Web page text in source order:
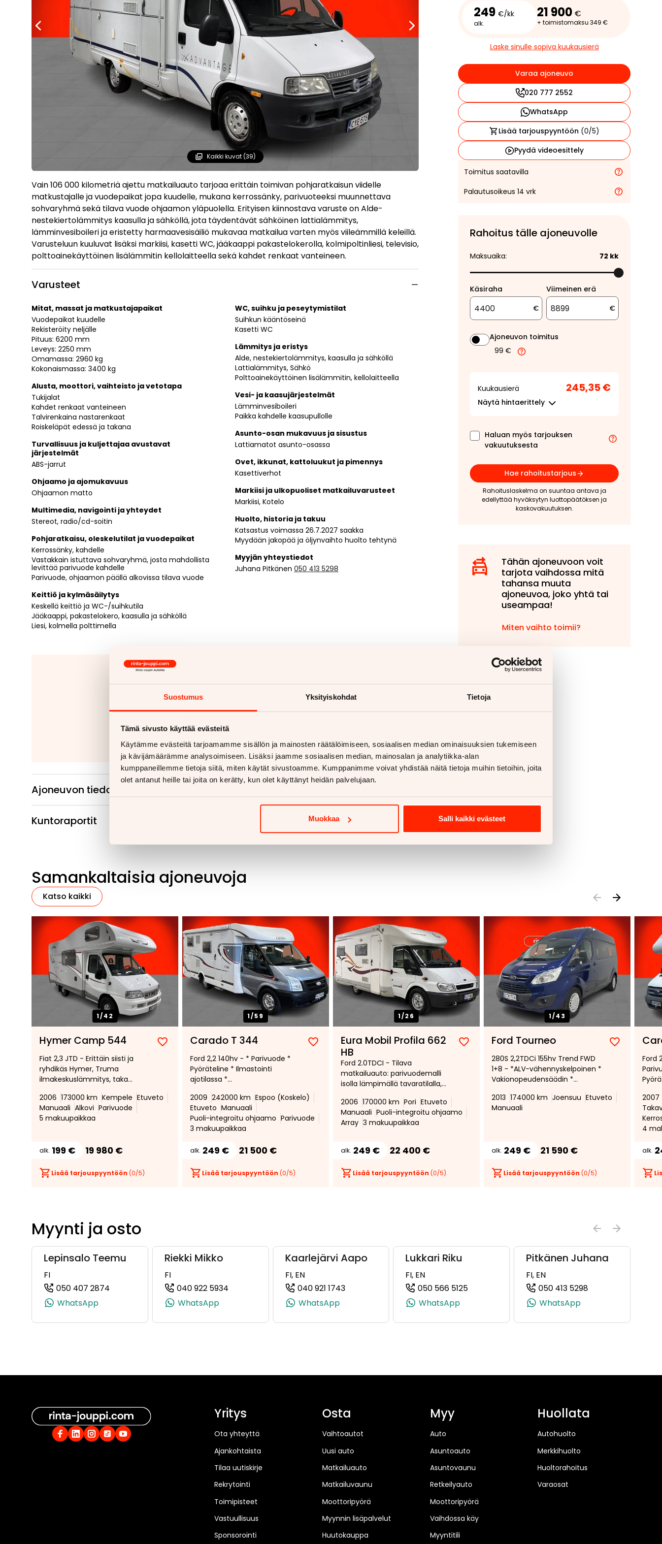
Suostumus Yksityiskohdat Tietoja
Tämä sivusto käyttää evästeitä
Käytämme evästeitä tarjoamamme sisällön ja mainosten räätälöimiseen, sosiaalisen median ominaisuuksien tukemiseen
ja kävijämäärämme analysoimiseen. Lisäksi jaamme sosiaalisen median, mainosalan ja analytiikka-alan
kumppaneillemme tietoja siitä, miten käytät sivustoamme. Kumppanimme voivat yhdistää näitä tietoja muihin tietoihin, joita
olet antanut heille tai joita on kerätty, kun olet käyttänyt heidän palvelujaan.
Muokkaa Salli kaikki evästeet
Kaikki kuvat (39)
Vain 106 000 kilometriä ajettu matkailuauto tarjoaa erittäin toimivan pohjaratkaisun viidelle
matkustajalle ja vuodepaikat jopa kuudelle, mukana kerrossänky, parivuoteeksi muunnettava
sohvaryhmä sekä tilava vuode ohjaamon yläpuolella. Erityisen kiinnostava varuste on Alde-
nestekiertolämmitys kaasulla ja sähköllä, jota täydentävät sähköinen lattialämmitys,
lämminvesiboileri ja eristetty harmaavesisäiliö mukavaa matkailua varten myös viileämmillä keleillä.
Varusteluun kuuluvat lisäksi markiisi, kasetti WC, jääkaappi pakastelokerolla, kolmipoltinliesi, televisio,
polttoainekäyttöinen lisälämmitin kellolaitteella sekä kahdet renkaat vanteineen.
Varusteet
Mitat, massat ja matkustajapaikat
Vuodepaikat kuudelle
Rekisteröity neljälle
Pituus: 6200 mm
Leveys: 2250 mm
Omamassa: 2960 kg
Kokonaismassa: 3400 kg
Alusta, moottori, vaihteisto ja vetotapa
Tukijalat
Kahdet renkaat vanteineen
Talvirenkaina nastarenkaat
Roiskeläpät edessä ja takana
Turvallisuus ja kuljettajaa avustavat
järjestelmät
ABS-jarrut
Ohjaamo ja ajomukavuus
Ohjaamon matto
Multimedia, navigointi ja yhteydet
Stereot, radio/cd-soitin
Pohjaratkaisu, oleskelutilat ja vuodepaikat
Kerrossänky, kahdelle
Vastakkain istuttava sohvaryhmä, josta mahdollista
levittää parivuode kahdelle
Parivuode, ohjaamon päällä alkovissa tilava vuode
Keittiö ja kylmäsäilytys
Keskellä keittiö ja WC-/suihkutila
Jääkaappi, pakastelokero, kaasulla ja sähköllä
Liesi, kolmella polttimella
WC, suihku ja peseytymistilat
Suihkun kääntöseinä
Kasetti WC
Lämmitys ja eristys
Alde, nestekiertolämmitys, kaasulla ja sähköllä
Lattialämmitys, Sähkö
Polttoainekäyttöinen lisälämmitin, kellolaitteella
Vesi- ja kaasujärjestelmät
Lämminvesiboileri
Paikka kahdelle kaasupullolle
Asunto-osan mukavuus ja sisustus
Lattiamatot asunto-osassa
Ovet, ikkunat, kattoluukut ja pimennys
Kasettiverhot
Markiisi ja ulkopuoliset matkailuvarusteet
Markiisi, Kotelo
Huolto, historia ja takuu
Katsastus voimassa 26.7.2027 saakka
Myydään jakopää ja öljynvaihto huolto tehtynä
Myyjän yhteystiedot
Juhana Pitkänen 050 413 5298
Jäitkö kaipaamaan vetokoukkua?
Kiinteät koukut alk. 670€
Lue lisää
Ajoneuvon tiedot
Kuntoraportit
249 €/kk
alk.
21 900 €
+ toimistomaksu 349 €
Laske sinulle sopiva kuukausierä
Varaa ajoneuvo
020 777 2552
WhatsApp
Lisää tarjouspyyntöön (0/5)
Pyydä videoesittely
Toimitus saatavilla
Palautusoikeus 14 vrk
Rahoitus tälle ajoneuvolle
Maksuaika: 72 kk
Käsiraha
€
Viimeinen erä
€
Ajoneuvon toimitus
99 €
Kuukausierä 245,35 €
Näytä hintaerittely
Haluan myös tarjouksen
vakuutuksesta
Hae rahoitustarjous
Rahoituslaskelma on suuntaa antava ja
edellyttää hyväksytyn luottopäätöksen ja
kaskovakuutuksen.
Tähän ajoneuvoon voit
tarjota vaihdossa mitä
tahansa muuta
ajoneuvoa, joko yhtä tai
useampaa!
Miten vaihto toimii?
Samankaltaisia ajoneuvoja
Katso kaikki
1/42
Hymer Camp 544
Lisää
suosikiksi
Poista
suosikeista
Fiat 2,3 JTD - Erittäin siisti ja
ryhdikäs Hymer, Truma
ilmakeskuslämmitys, taka
pyöräteline
2006 173000 km Kempele Etuveto
Manuaali Alkovi Parivuode
5 makuupaikkaa
alk. 199 € 19 980 €
Lisää tarjouspyyntöön (0/5)
1/59
Carado T 344
Lisää
suosikiksi
Poista
suosikeista
Ford 2,2 140hv - * Parivuode *
Pyöräteline * Ilmastointi
ajotilassa *
*
2009 242000 km Espoo (Koskelo)
Etuveto Manuaali
Puoli-integroitu ohjaamo Parivuode
3 makuupaikkaa
alk. 249 € 21 500 €
Lisää tarjouspyyntöön (0/5)
1/26
Eura Mobil Profila 662
HB
Lisää
suosikiksi
Poista
suosikeista
Ford 2.0TDCI - Tilava
matkailuauto: parivuodemalli
isolla lämpimällä tavaratilalla,
2006 170000 km Pori Etuveto
Manuaali Puoli-integroitu ohjaamo
Array 3 makuupaikkaa
alk. 249 € 22 400 €
Lisää tarjouspyyntöön (0/5)
1/43
Ford Tourneo
Lisää
suosikiksi
Poista
280S 2,2TDCi 155hv Trend FWD
1+8 - *ALV-vähennyskelpoinen *
Vakionopeudensäädin *
Peruutustutka * Rekisteröity 1+8
henkilölle * Lämmitettävä
2013 174000 km Joensuu Etuveto
Manuaali
alk. 249 € 21 590 €
Lisää tarjouspyyntöön (0/5)
Ford
2007
4
alk.
Myynti ja osto
Lepinsalo Teemu
FI
050 407 2874
(+358504072874, 0504072874, +358 50 407 2874)
WhatsApp
Riekki Mikko
FI
040 922 5934
(+358409225934, 0409225934, +358 40 922 5934)
WhatsApp
Kaarlejärvi Aapo
FI, EN
040 921 1743
(+358409211743, 0409211743, +358 40 921 1743)
WhatsApp
Lukkari Riku
FI, EN
050 566 5125
(+358505665125, 0505665125, +358 50 566 5125)
WhatsApp
Pitkänen Juhana
FI, EN
050 413 5298
WhatsApp
Yritys
Ota yhteyttä
Ajankohtaista
Tilaa uutiskirje
Rekrytointi
Toimipisteet
Vastuullisuus
Sponsorointi
Osta
Vaihtoautot
Uusi auto
Matkailuauto
Matkailuvaunu
Moottoripyörä
Myynnin lisäpalvelut
Huutokauppa
Myy
Auto
Asuntoauto
Asuntovaunu
Retkeilyauto
Moottoripyörä
Vaihdossa käy
Myyntitili
Huollata
Autohuolto
Merkkihuolto
Huoltorahoitus
Varaosat